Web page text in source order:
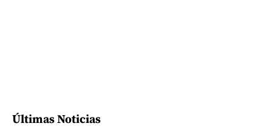
Últimas Noticias